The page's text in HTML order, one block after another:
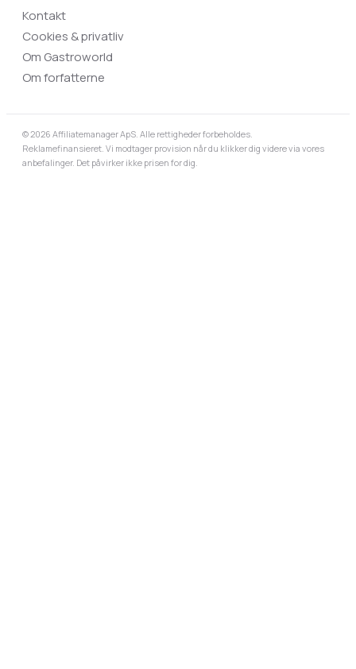
Kontakt
Cookies & privatliv
Om Gastroworld
Om forfatterne
© 2026 Affiliatemanager ApS. Alle rettigheder forbeholdes.
Reklamefinansieret. Vi modtager provision når du klikker dig videre via vores
anbefalinger. Det påvirker ikke prisen for dig.